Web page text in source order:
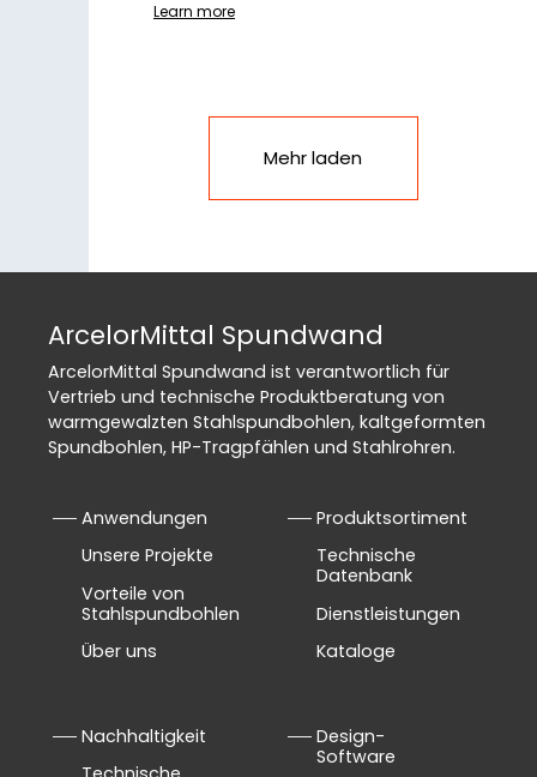
Learn more
Mehr laden
ArcelorMittal Spundwand
ArcelorMittal Spundwand ist verantwortlich für
Vertrieb und technische Produktberatung von
warmgewalzten Stahlspundbohlen, kaltgeformten
Spundbohlen, HP-Tragpfählen und Stahlrohren.
Anwendungen
Unsere Projekte
Vorteile von
Stahlspundbohlen
Über uns
Produktsortiment
Technische
Datenbank
Dienstleistungen
Kataloge
Nachhaltigkeit
Design-
Software